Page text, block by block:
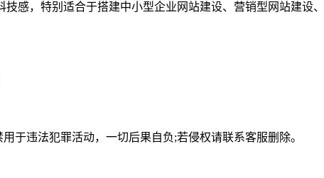
感，特别适合于搭建中小型企业网站建设、营销型网站建设
于违法犯罪活动，一切后果自负;若侵权请联系客服删除。